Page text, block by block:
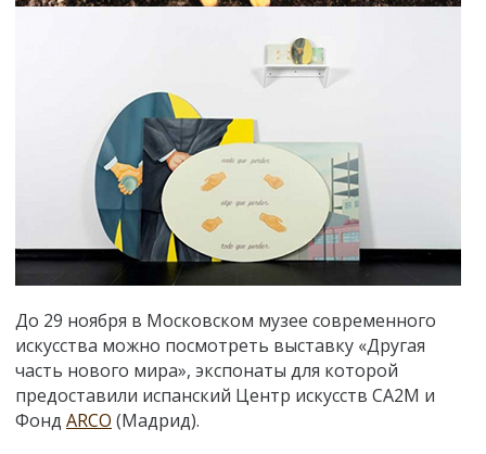
До 29 ноября в Московском музее современного
искусства можно посмотреть выставку «Другая
часть нового мира», экспонаты для которой
предоставили испанский Центр искусств CA2M и
Фонд ARCO (Мадрид).